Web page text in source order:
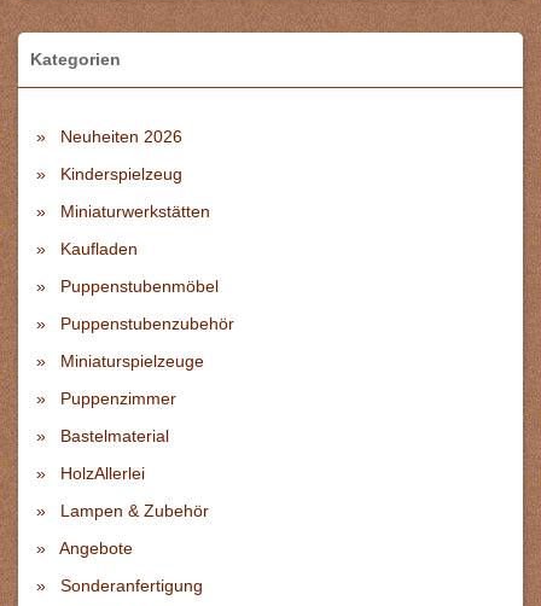
Kategorien
Neuheiten 2026
Kinderspielzeug
Miniaturwerkstätten
Kaufladen
Puppenstubenmöbel
Puppenstubenzubehör
Miniaturspielzeuge
Puppenzimmer
Bastelmaterial
HolzAllerlei
Lampen & Zubehör
Angebote
Sonderanfertigung